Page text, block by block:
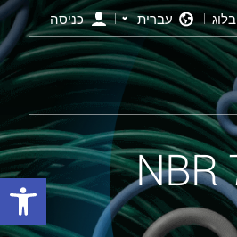
בלוג עברית כניסה
פתח